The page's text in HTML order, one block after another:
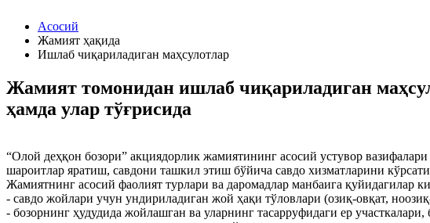
Асосий
Жамият ҳақида
Ишлаб чиқариладиган маҳсулотлар
Жамият томонидан ишлаб чиқариладиган
ҳамда улар тўғрисида
“Олой деҳқон бозори” акциядорлик жамиятининг асосий устувор
шароитлар яратиш, савдони ташкил этиш бўйича савдо хизматларини
Жамиятнинг асосий фаолият турлари ва даромадлар манбаига қуйидагилар
- савдо жойлари учун ундириладиган жой ҳақи тўловлари (озиқ-овқат,
- бозорнинг ҳудудида жойлашган ва уларнинг тасарруфидаги ер